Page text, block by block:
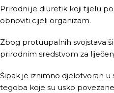
Prirodni je diuretik koji tijelu
obnoviti cijeli organizam.
Zbog protuupalnih svojstava
prirodnim sredstvom za
Šipak je iznimno djelotvoran u
tegoba koje su usko